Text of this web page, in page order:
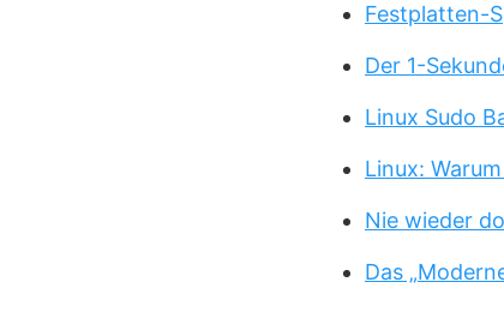
Festplatten-
Der 1-
Linux Sudo
Linux:
Nie wieder
Das